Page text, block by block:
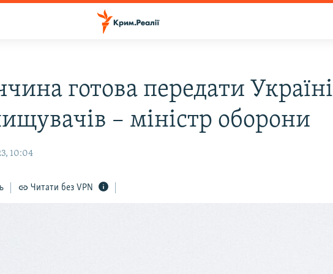
готова передати Україні
– міністр оборони
10:04
Читати без VPN